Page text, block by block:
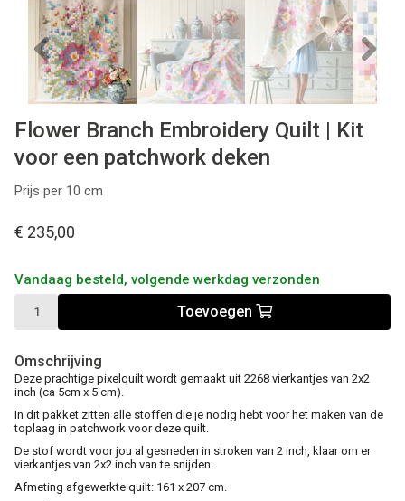
Previous Next
Flower Branch Embroidery Quilt | Kit
voor een patchwork deken
Prijs per 10 cm
€ 235,00
Vandaag besteld, volgende werkdag verzonden
Toevoegen
Omschrijving
Deze prachtige pixelquilt wordt gemaakt uit 2268 vierkantjes van 2x2
inch (ca 5cm x 5 cm).
In dit pakket zitten alle stoffen die je nodig hebt voor het maken van de
toplaag in patchwork voor deze quilt.
De stof wordt voor jou al gesneden in stroken van 2 inch, klaar om er
vierkantjes van 2x2 inch van te snijden.
Afmeting afgewerkte quilt: 161 x 207 cm.